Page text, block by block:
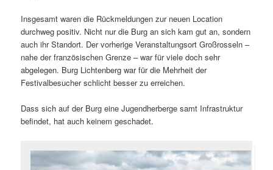
Insgesamt waren die Rückmeldungen zur neuen Location
durchweg positiv. Nicht nur die Burg an sich kam gut an, sondern
auch ihr Standort. Der vorherige Veranstaltungsort Großrosseln –
nahe der französischen Grenze – war für viele doch sehr
abgelegen. Burg Lichtenberg war für die Mehrheit der
Festivalbesucher schlicht besser zu erreichen.
Dass sich auf der Burg eine Jugendherberge samt Infrastruktur
befindet, hat auch keinem geschadet.